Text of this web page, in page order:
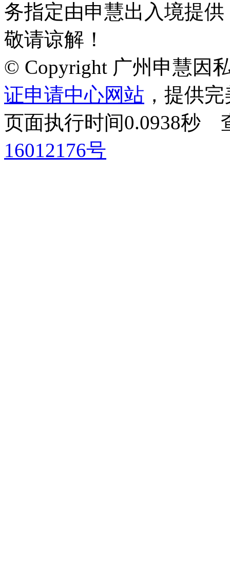
务指定由申慧出入境提
敬请谅解！
© Copyright 广州申慧因
证申请中心网站 ，提供
页面执行时间0.0938
16012176号